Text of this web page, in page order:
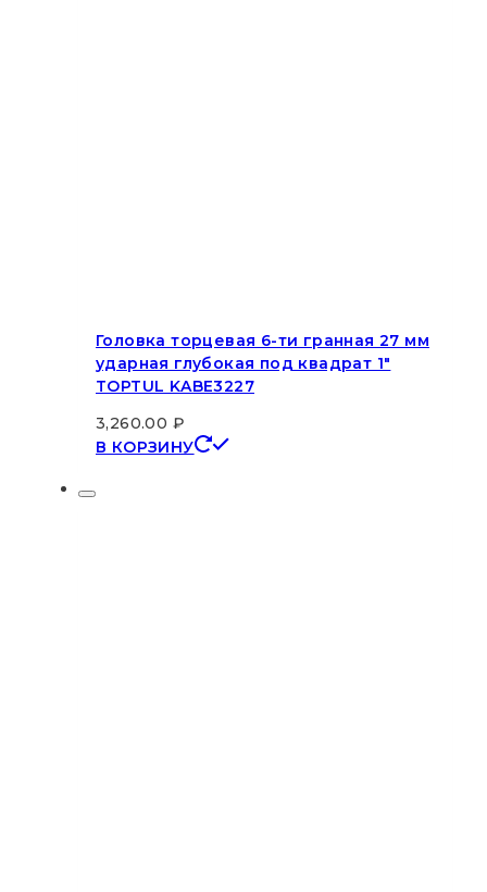
Головка торцевая 6-ти гранная 27 мм
ударная глубокая под квадрат 1″
TOPTUL KABE3227
3,260.00 ₽
В КОРЗИНУ